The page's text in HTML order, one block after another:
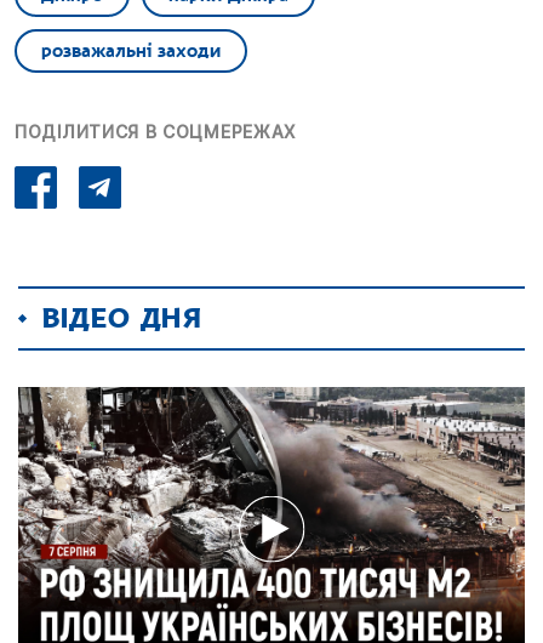
розважальні заходи
ПОДІЛИТИСЯ В СОЦМЕРЕЖАХ
ВІДЕО ДНЯ